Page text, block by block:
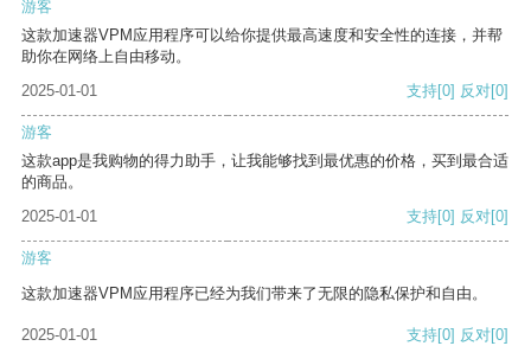
游客
这款加速器VPM应用程序可以给你提供最高速度和安全性的连接，并帮
助你在网络上自由移动。
2025-01-01
支持[0] 反对[0]
游客
这款app是我购物的得力助手，让我能够找到最优惠的价格，买到最合适
的商品。
2025-01-01
支持[0] 反对[0]
游客
这款加速器VPM应用程序已经为我们带来了无限的隐私保护和自由。
2025-01-01 支持[0] 反对[0]